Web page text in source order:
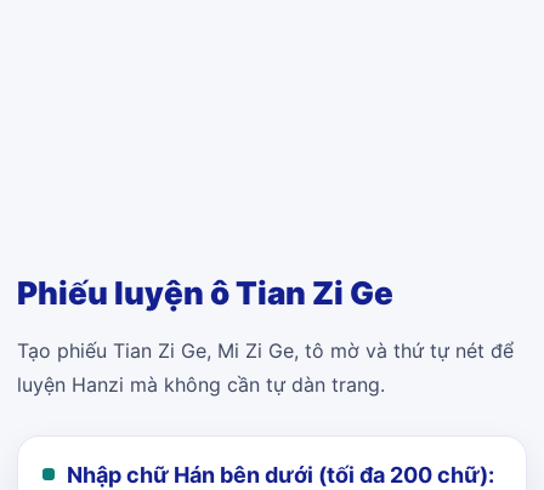
Phiếu luyện ô Tian Zi Ge
Tạo phiếu Tian Zi Ge, Mi Zi Ge, tô mờ và thứ tự nét để
luyện Hanzi mà không cần tự dàn trang.
Nhập chữ Hán bên dưới (tối đa 200 chữ):